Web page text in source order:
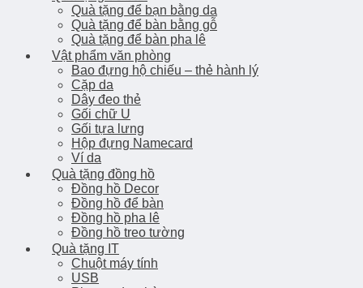
Quà tặng để bạn bằng da
Quà tặng để bàn bằng gỗ
Quà tặng để bàn pha lê
Vật phẩm văn phòng
Bao đựng hộ chiếu – thẻ hành lý
Cặp da
Dây đeo thẻ
Gối chữ U
Gối tựa lưng
Hộp đựng Namecard
Ví da
Quà tặng đồng hồ
Đồng hồ Decor
Đồng hồ để bàn
Đồng hồ pha lê
Đồng hồ treo tường
Quà tặng IT
Chuột máy tính
USB